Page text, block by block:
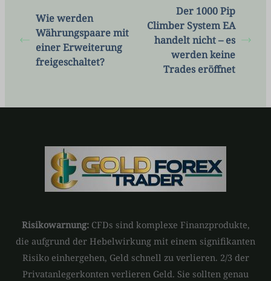
Wie werden
Währungspaare mit
einer Erweiterung
freigeschaltet?
Der 1000 Pip
Climber System EA
handelt nicht – es
werden keine
Trades eröffnet
Risikowarnung:CFDs sind komplexe Finanzprodukte,
die aufgrund der Hebelwirkung mit einem signifikanten
Risiko einhergehen, Geld schnell zu verlieren. 2/3 der
Privatanlegerkonten verlieren Geld. Sie sollten genau